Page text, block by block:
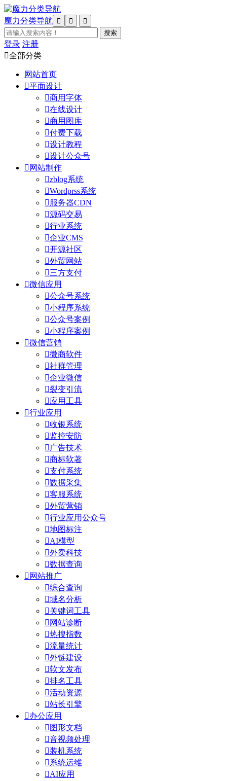
魔力分类导航   
登录 注册
全部分类
网站首页
平面设计
商用字体
在线设计
商用图库
付费下载
设计教程
设计公众号
 网站制作
zblog系统
Wordprss系统
 服务器CDN
源码交易
行业系统
企业CMS
开源社区
外贸网站
三方支付
微信应用
公众号系统
小程序系统
公众号案例
小程序案例
微信营销
微商软件
社群管理
企业微信
裂变引流
应用工具
行业应用
收银系统
监控安防
 广告技术
商标软著
支付系统
数据采集
客服系统
外贸营销
行业应用公众号
地图标注
AI模型
外卖科技
数据查询
 网站推广
综合查询
域名分析
关键词工具
 网站诊断
热搜指数
流量统计
外链建设
软文发布
排名工具
活动资源
站长引擎
办公应用
 图形文档
音视频处理
装机系统
系统运维
AI应用